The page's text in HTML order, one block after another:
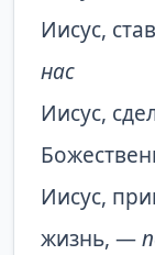
Иисус,
нас
Иисус,
Иисус,
жизнь, —